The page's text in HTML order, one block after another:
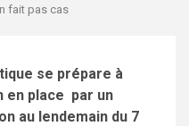
fait pas cas
se prépare à
en place par un
au lendemain du 7